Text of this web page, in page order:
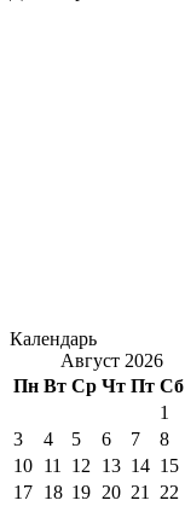
Календарь
Август 2026
Пн Вт Ср Чт Пт Сб
1
3
4 5 6 7 8
10 11 12 13 14 15
17 18 19 20 21 22